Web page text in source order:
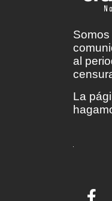
al
La